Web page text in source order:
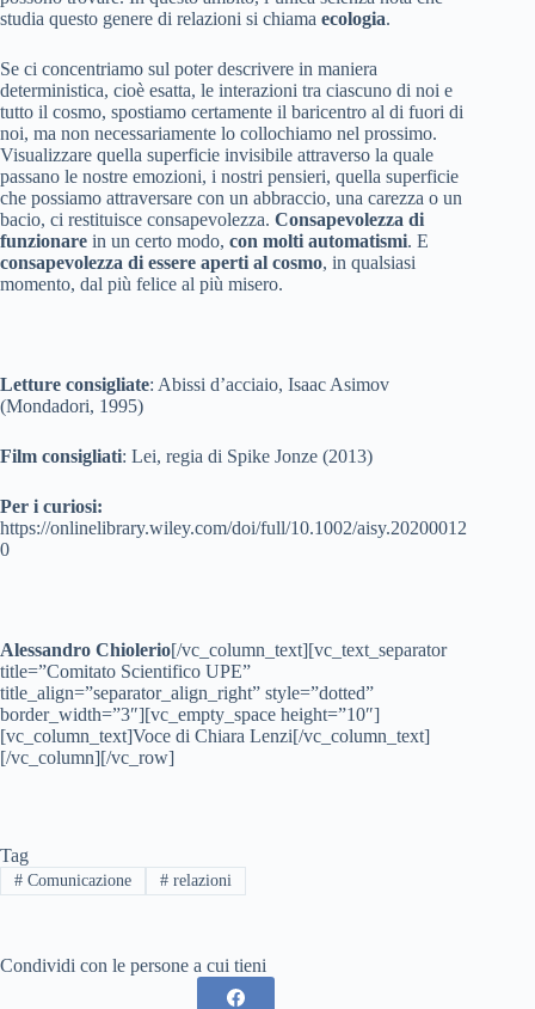
studia questo genere di relazioni si chiama ecologia.
Se ci concentriamo sul poter descrivere in maniera
deterministica, cioè esatta, le interazioni tra ciascuno di noi e
tutto il cosmo, spostiamo certamente il baricentro al di fuori di
noi, ma non necessariamente lo collochiamo nel prossimo.
Visualizzare quella superficie invisibile attraverso la quale
passano le nostre emozioni, i nostri pensieri, quella superficie
che possiamo attraversare con un abbraccio, una carezza o un
bacio, ci restituisce consapevolezza. Consapevolezza di
funzionare in un certo modo, con molti automatismi. E
consapevolezza di essere aperti al cosmo, in qualsiasi
momento, dal più felice al più misero.
Letture consigliate: Abissi d’acciaio, Isaac Asimov
(Mondadori, 1995)
Film consigliati: Lei, regia di Spike Jonze (2013)
Per i curiosi:
https://onlinelibrary.wiley.com/doi/full/10.1002/aisy.20200012
0
Alessandro Chiolerio[/vc_column_text][vc_text_separator
title=”Comitato Scientifico UPE”
title_align=”separator_align_right” style=”dotted”
border_width=”3″][vc_empty_space height=”10″]
[vc_column_text]Voce di Chiara Lenzi[/vc_column_text]
[/vc_column][/vc_row]
Tag
#Comunicazione #relazioni
Condividi con le persone a cui tieni